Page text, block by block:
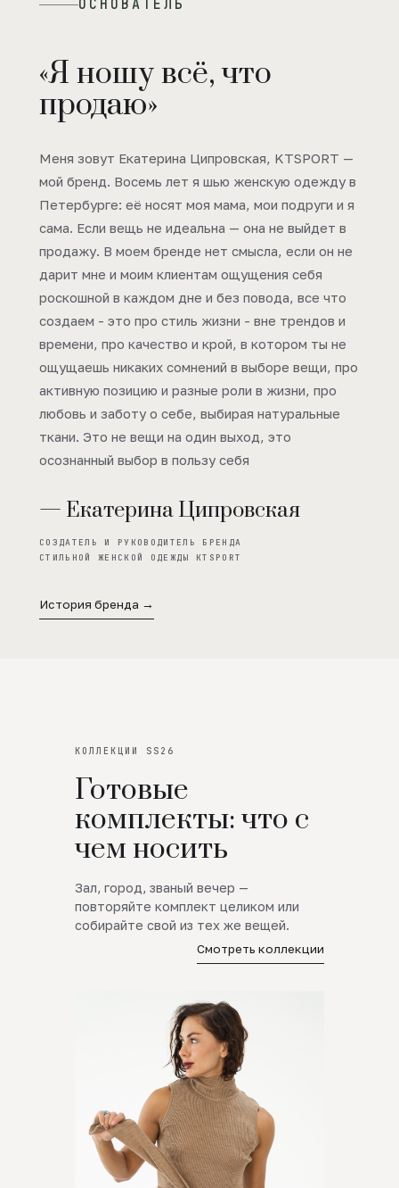
ОСНОВАТЕЛЬ
«Я ношу всё, что
продаю»
Меня зовут Екатерина Ципровская, KTSPORT —
мой бренд. Восемь лет я шью женскую одежду в
Петербурге: её носят моя мама, мои подруги и я
сама. Если вещь не идеальна — она не выйдет в
продажу. В моем бренде нет смысла, если он не
дарит мне и моим клиентам ощущения себя
роскошной в каждом дне и без повода, все что
создаем - это про стиль жизни - вне трендов и
времени, про качество и крой, в котором ты не
ощущаешь никаких сомнений в выборе вещи, про
активную позицию и разные роли в жизни, про
любовь и заботу о себе, выбирая натуральные
ткани. Это не вещи на один выход, это
осознанный выбор в пользу себя
— Екатерина Ципровская
СОЗДАТЕЛЬ И РУКОВОДИТЕЛЬ БРЕНДА
СТИЛЬНОЙ ЖЕНСКОЙ ОДЕЖДЫ KTSPORT
История бренда →
КОЛЛЕКЦИИ SS26
Готовые
комплекты: что с
чем носить
Зал, город, званый вечер —
повторяйте комплект целиком или
собирайте свой из тех же вещей.
Смотреть коллекции